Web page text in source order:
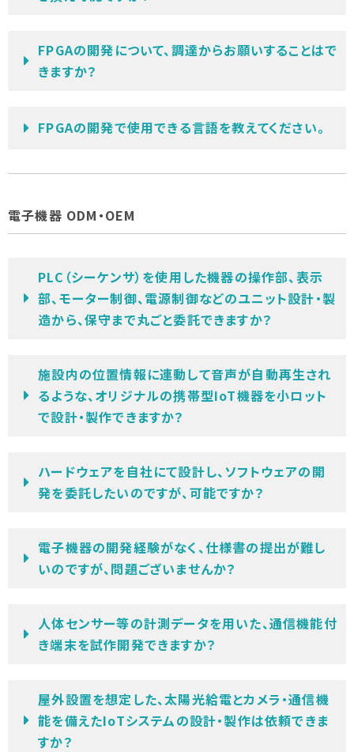
FPGAの開発について、調達からお願いすることはで
きますか？
FPGAの開発で使用できる言語を教えてください。
電子機器 ODM・OEM
PLC（シーケンサ）を使用した機器の操作部、表示
部、モーター制御、電源制御などのユニット設計・製
造から、保守まで丸ごと委託できますか？
施設内の位置情報に連動して音声が自動再生され
るような、オリジナルの携帯型IoT機器を小ロット
で設計・製作できますか？
ハードウェアを自社にて設計し、ソフトウェアの開
発を委託したいのですが、可能ですか？
電子機器の開発経験がなく、仕様書の提出が難し
いのですが、問題ございませんか？
人体センサー等の計測データを用いた、通信機能付
き端末を試作開発できますか？
屋外設置を想定した、太陽光給電とカメラ・通信機
能を備えたIoTシステムの設計・製作は依頼できま
すか？